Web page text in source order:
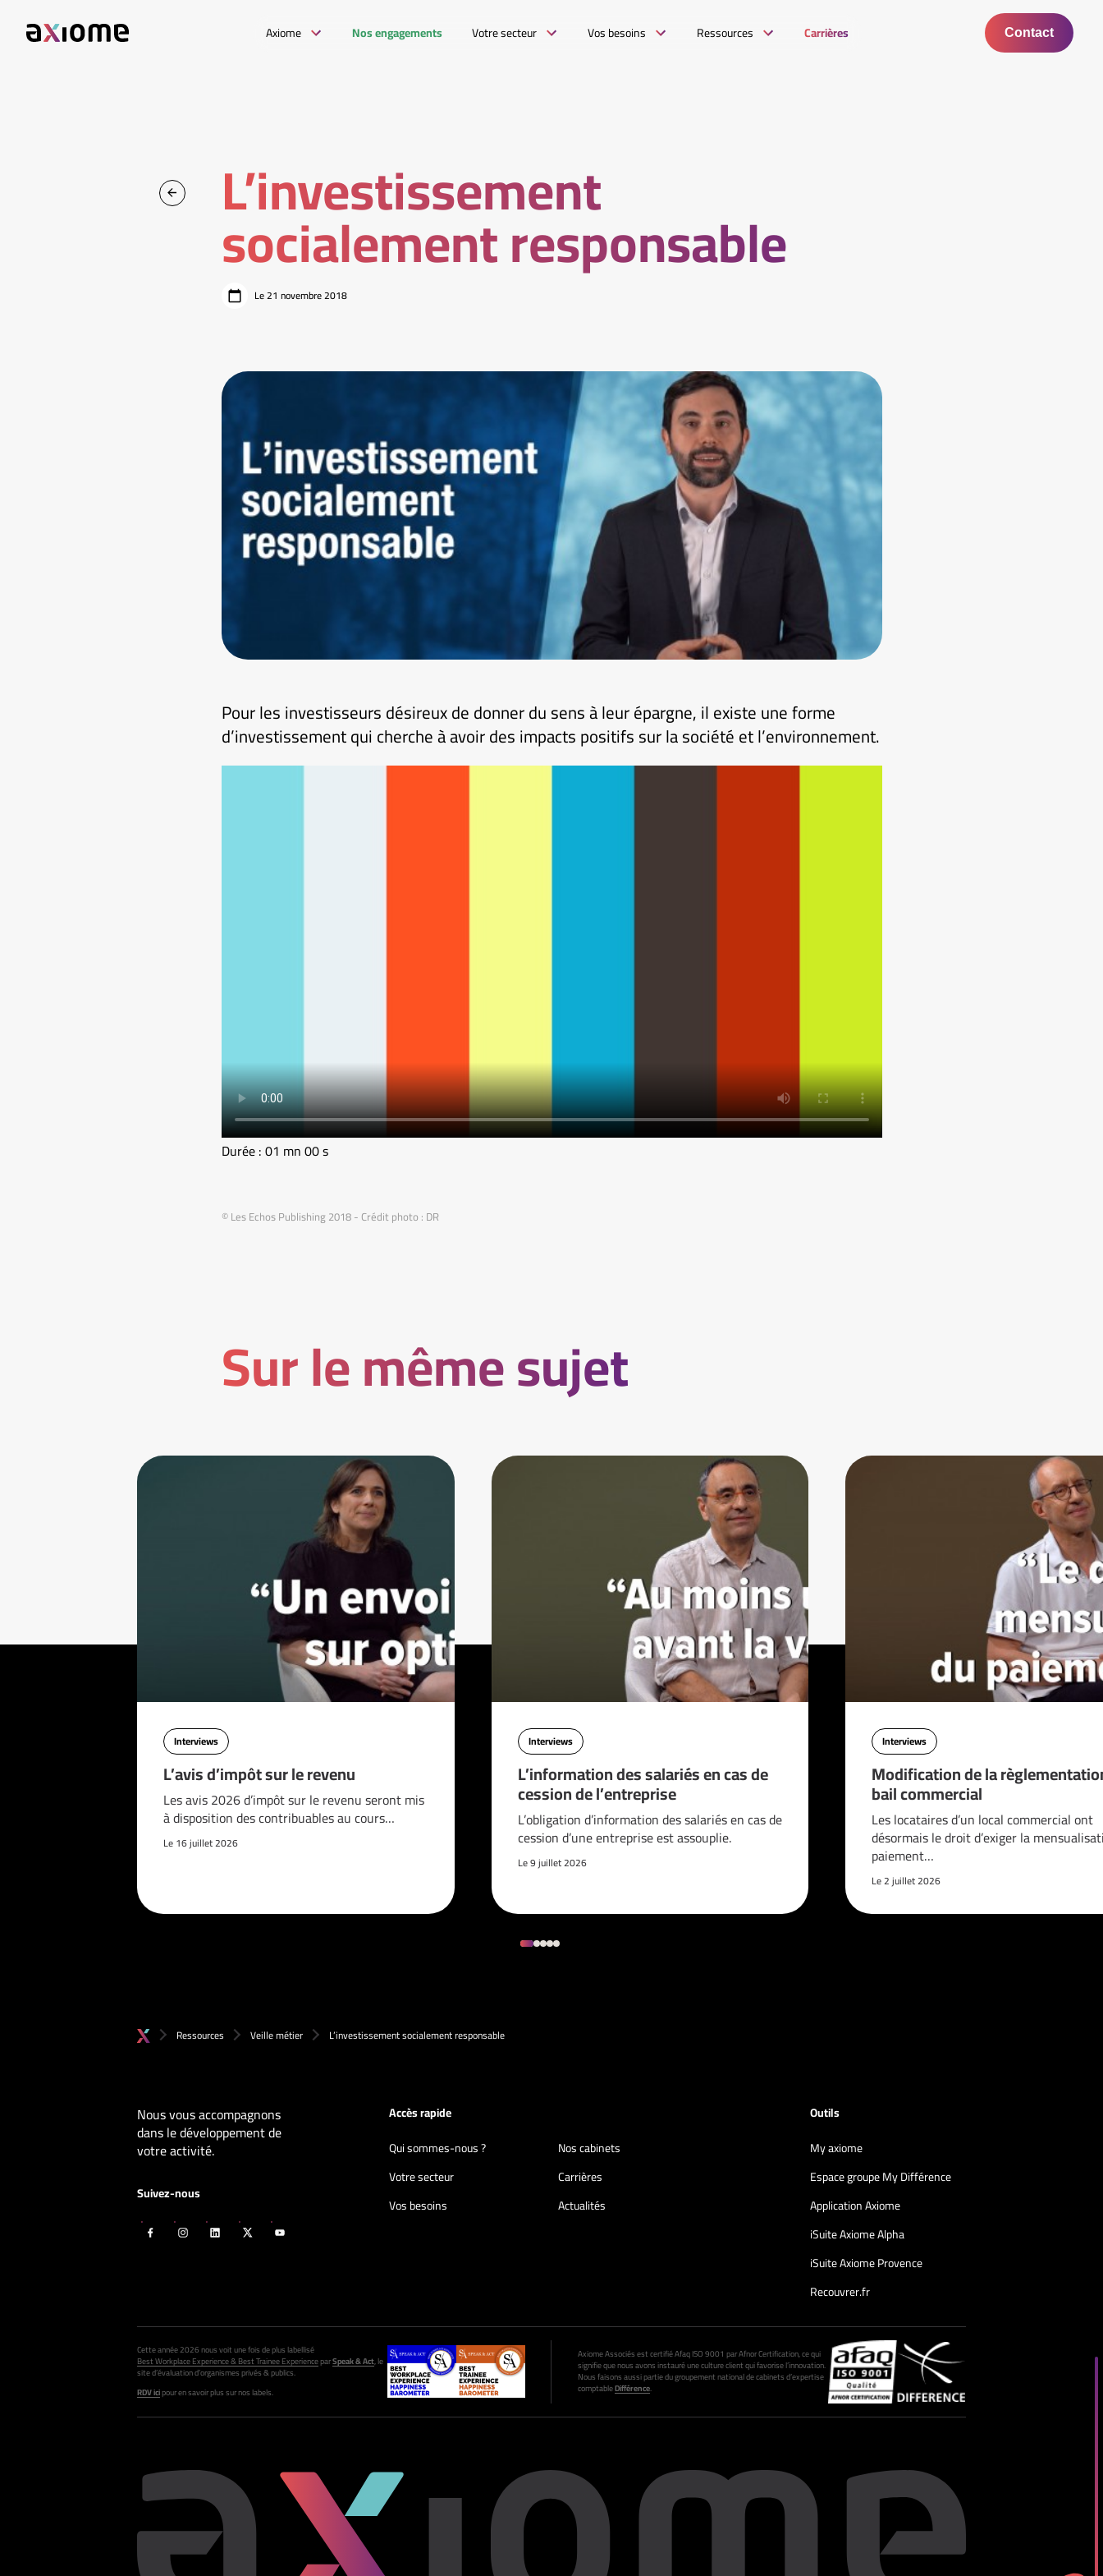
Axiome Nos engagements Votre secteur Vos besoins Ressources Carrières Contact
L’investissement
socialement responsable
Le 21 novembre 2018
Pour les investisseurs désireux de donner du sens à leur épargne, il existe une forme
d’investissement qui cherche à avoir des impacts positifs sur la société et l’environnement.
Durée : 01 mn 00 s
© Les Echos Publishing 2018 - Crédit photo : DR
Sur le même sujet
Interviews
L’avis d’impôt sur le revenu
Les avis 2026 d’impôt sur le revenu seront mis
à disposition des contribuables au cours…
Le 16 juillet 2026
Interviews
L’information des salariés en cas de
cession de l’entreprise
L’obligation d’information des salariés en cas de
cession d’une entreprise est assouplie.
Le 9 juillet 2026
Interviews
Modification de la
bail commercial
Les locataires d’un local commercial ont
désormais le droit d’exiger la
paiement…
Le 2 juillet 2026
Ressources Veille métier L’investissement socialement responsable
Nous vous accompagnons
dans le développement de
votre activité.
Suivez-nous
Accès rapide
Qui sommes-nous ?
Nos cabinets
Votre secteur
Carrières
Vos besoins
Actualités
Outils
My axiome
Espace groupe My Différence
Application Axiome
iSuite Axiome Alpha
iSuite Axiome Provence
Recouvrer.fr
Cette année 2026 nous voit une fois de plus labellisé
Best Workplace Experience & Best Trainee ExperienceparSpeak & Act, le
site d’évaluation d’organismes privés & publics.
RDV icipour en savoir plus sur nos labels.
Axiome Associés est certifié Afaq ISO 9001 par Afnor Certification, ce qui
signifie que nous avons instauré une culture client qui favorise l’innovation.
Nous faisons aussi partie du groupement national de cabinets d’expertise
comptableDifférence.